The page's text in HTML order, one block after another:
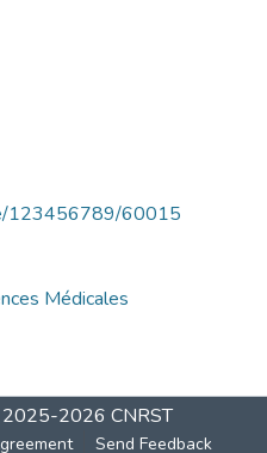
123456789/60015
Médicales
2026 CNRST
Send Feedback